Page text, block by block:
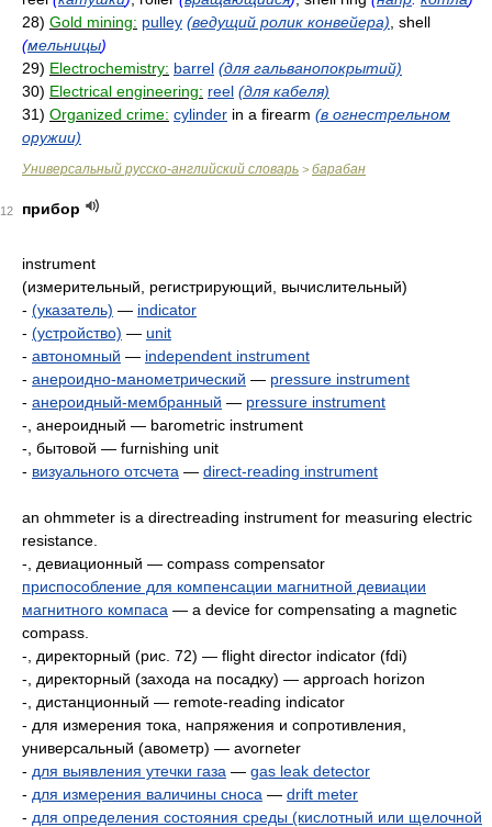
28) Gold mining: pulley (ведущий ролик конвейера) , shell
(мельницы)
29) Electrochemistry: barrel (для гальванопокрытий)
30) Electrical engineering: reel (для кабеля)
31) Organized crime: cylinder in a firearm (в огнестрельном
оружии)
Универсальный русско-английский словарь > барабан
12 прибор
instrument
(измерительный, регистрирующий, вычислительный)
- (указатель) — indicator
- (устройство) — unit
- автономный — independent instrument
- анероидно-манометрический — pressure instrument
- анероидный-мембранный — pressure instrument
-, анероидный — barometric instrument
-, бытовой — furnishing unit
- визуального отсчета — direct-reading instrument
an ohmmeter is a directreading instrument for measuring electric
resistance.
-, девиационный — compass compensator
приспособление для компенсации магнитной девиации
магнитного компаса — а device for compensating a magnetic
compass.
-, директорный (рис. 72) — flight director indicator (fdi)
-, директорный (захода на посадку) — approach horizon
-, дистанционный — remote-reading indicator
- для измерения тока, напряжения и сопротивления,
универсальный (авометр) — avorneter
- для выявления утечки газа — gas leak detector
- для измерения валичины сноса — drift meter
- для определения состояния среды (кислотный или щелочной